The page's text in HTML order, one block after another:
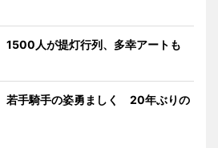
人が提灯行列、多幸アートも
若手騎手の姿勇ましく 20年ぶりの